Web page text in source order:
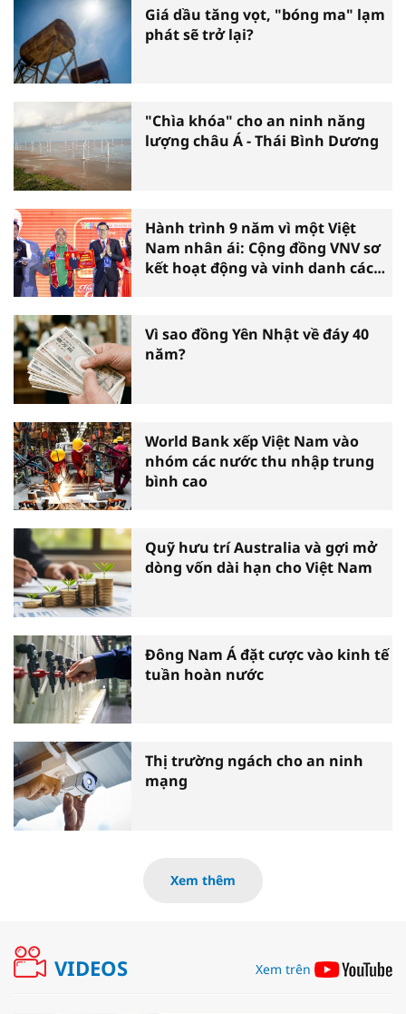
Giá dầu tăng vọt, "bóng ma" lạm
phát sẽ trở lại?
"Chìa khóa" cho an ninh năng
lượng châu Á - Thái Bình Dương
Hành trình 9 năm vì một Việt
Nam nhân ái: Cộng đồng VNV sơ
kết hoạt động và vinh danh các
Vì sao đồng Yên Nhật về đáy 40
năm?
World Bank xếp Việt Nam vào
nhóm các nước thu nhập trung
bình cao
Quỹ hưu trí Australia và gợi mở
dòng vốn dài hạn cho Việt Nam
Đông Nam Á đặt cược vào kinh tế
tuần hoàn nước
Thị trường ngách cho an ninh
mạng
Xem thêm
VIDEOS Xem trên